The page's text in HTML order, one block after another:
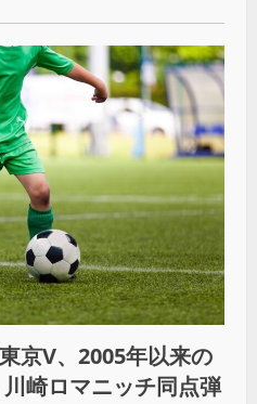
京V、2005年以来の
崎ロマニッチ同点弾